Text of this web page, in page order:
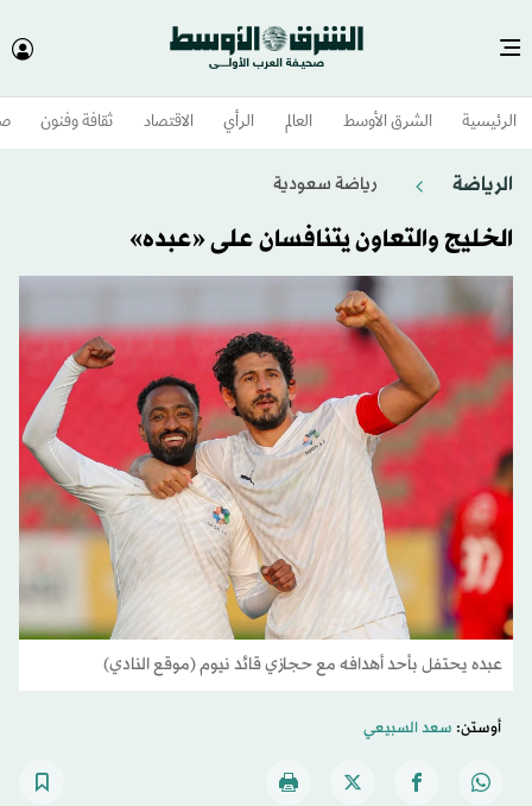
الرئيسية الشرق الأوسط​ العالم الرأي الاقتصاد ثقافة وفنون
الرياضة رياضة سعودية
الخليج والتعاون يتنافسان على «عبده»
عبده يحتفل بأحد أهدافه مع حجازي قائد نيوم (موقع النادي)
أوستن: سعد السبيعي